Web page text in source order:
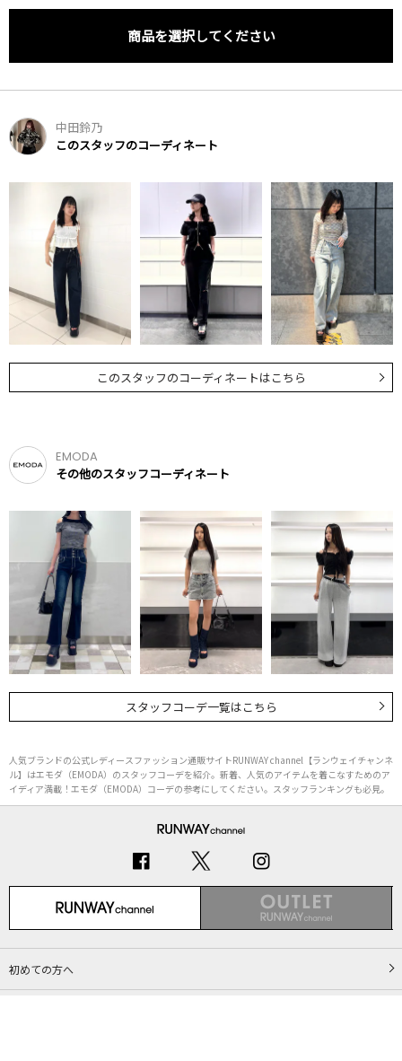
商品を選択してください
中田鈴乃
このスタッフのコーディネート
このスタッフのコーディネートはこちら
EMODA
その他のスタッフコーディネート
スタッフコーデ一覧はこちら
人気ブランドの公式レディースファッション通販サイトRUNWAY channel【ランウェイチャンネ
ル】はエモダ（EMODA）のスタッフコーデを紹介。新着、人気のアイテムを着こなすためのア
イディア満載！エモダ（EMODA）コーデの参考にしてください。スタッフランキングも必見。
初めての方へ